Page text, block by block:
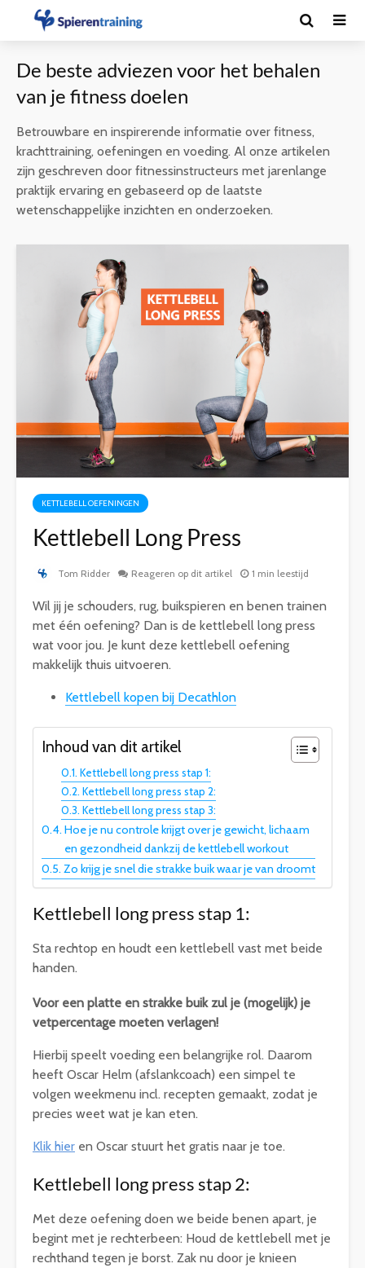
De beste adviezen voor het behalen
van je fitness doelen
Betrouwbare en inspirerende informatie over fitness,
krachttraining, oefeningen en voeding. Al onze artikelen
zijn geschreven door fitnessinstructeurs met jarenlange
praktijk ervaring en gebaseerd op de laatste
wetenschappelijke inzichten en onderzoeken.
KETTLEBELL OEFENINGEN
Kettlebell Long Press
Tom Ridder Reageren op dit artikel 1 min leestijd
Wil jij je schouders, rug, buikspieren en benen trainen
met één oefening? Dan is de kettlebell long press
wat voor jou. Je kunt deze kettlebell oefening
makkelijk thuis uitvoeren.
Kettlebell kopen bij Decathlon
Inhoud van dit artikel
Kettlebell long press stap 1:
Kettlebell long press stap 2:
Kettlebell long press stap 3:
Hoe je nu controle krijgt over je gewicht, lichaam
en gezondheid dankzij de kettlebell workout
Zo krijg je snel die strakke buik waar je van droomt
Kettlebell long press stap 1:
Sta rechtop en houdt een kettlebell vast met beide
handen.
Voor een platte en strakke buik zul je (mogelijk) je
vetpercentage moeten verlagen!
Hierbij speelt voeding een belangrijke rol. Daarom
heeft Oscar Helm (afslankcoach) een simpel te
volgen weekmenu incl. recepten gemaakt, zodat je
precies weet wat je kan eten.
Klik hier en Oscar stuurt het gratis naar je toe.
Kettlebell long press stap 2:
Met deze oefening doen we beide benen apart, je
begint met je rechterbeen: Houd de kettlebell met je
rechthand tegen je borst. Zak nu door je knieen